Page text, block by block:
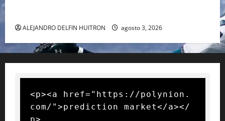
ALEJANDRO DELFIN HUITRON agosto 3, 2026
<p><a href="https://polynion.
com/">prediction market</a></